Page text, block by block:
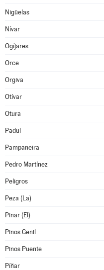
Nigüelas
Nívar
Ogíjares
Orce
Orgiva
Otívar
Otura
Padul
Pampaneira
Pedro Martínez
Peligros
Peza (La)
Pinar (El)
Pinos Genil
Pinos Puente
Píñar